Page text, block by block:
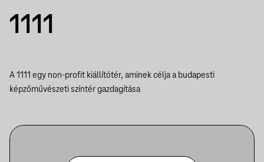
1111
A 1111 egy non-profit kiállítótér, aminek célja a budapesti
képzőművészeti színtér gazdagítása